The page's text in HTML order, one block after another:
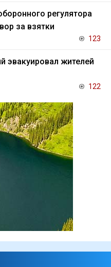
регулятора
за взятки
123
эвакуировал жителей
122